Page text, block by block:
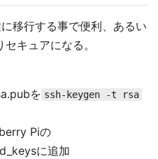
移行する事で便利、あるい
キュアになる。
を ssh-keygen -t rsa
Piの
に追加